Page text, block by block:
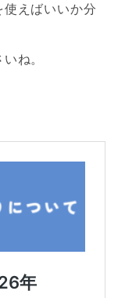
使えばいいか分
ね。